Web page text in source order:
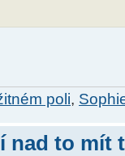
poli,
nad to mít